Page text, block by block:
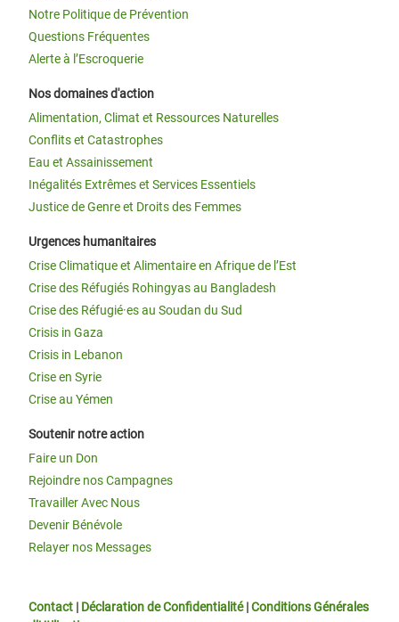
Notre Politique de Prévention
Questions Fréquentes
Alerte à l’Escroquerie
Nos domaines d'action
Alimentation, Climat et Ressources Naturelles
Conflits et Catastrophes
Eau et Assainissement
Inégalités Extrêmes et Services Essentiels
Justice de Genre et Droits des Femmes
Urgences humanitaires
Crise Climatique et Alimentaire en Afrique de l’Est
Crise des Réfugiés Rohingyas au Bangladesh
Crise des Réfugié·es au Soudan du Sud
Crisis in Gaza
Crisis in Lebanon
Crise en Syrie
Crise au Yémen
Soutenir notre action
Faire un Don
Rejoindre nos Campagnes
Travailler Avec Nous
Devenir Bénévole
Relayer nos Messages
Contact | Déclaration de Confidentialité|Conditions Générales